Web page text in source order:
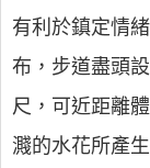
有利於鎮定情
布，步道盡頭
尺，可近距離
濺的水花所產